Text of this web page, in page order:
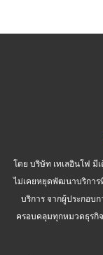
โดย บริษัท เทเลอินโฟ มี
ไม่เคยหยุดพัฒนาบริการ
บริการ จากผู้ประกอบ
ครอบคลุมทุกหมวดธุรกิ